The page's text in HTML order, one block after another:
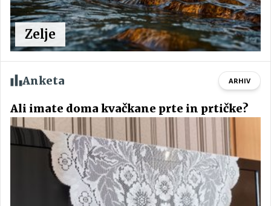
Zelje
Anketa ARHIV
Ali imate doma kvačkane prte in prtičke?